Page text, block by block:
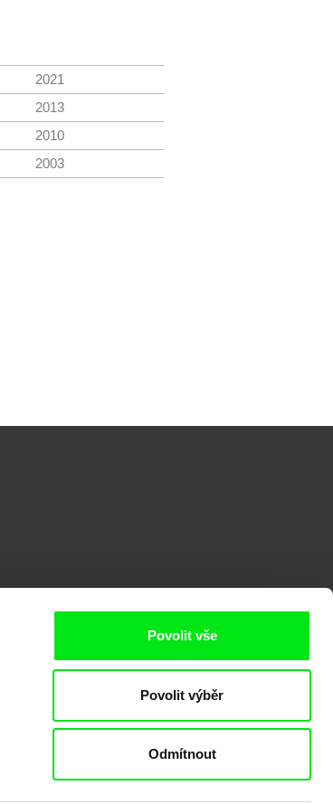
Povolit vše
Povolit výběr
Odmítnout
2021
2013
2010
2003